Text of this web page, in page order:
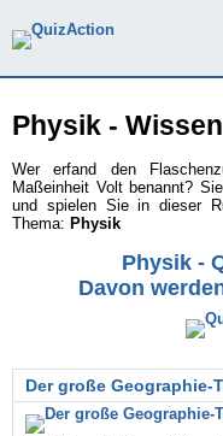
Physik -
Wer erfand den
Maßeinheit Volt benannt?
und spielen Sie in dieser
Thema: Physik
Physik -
Davon
Der große Geographie-